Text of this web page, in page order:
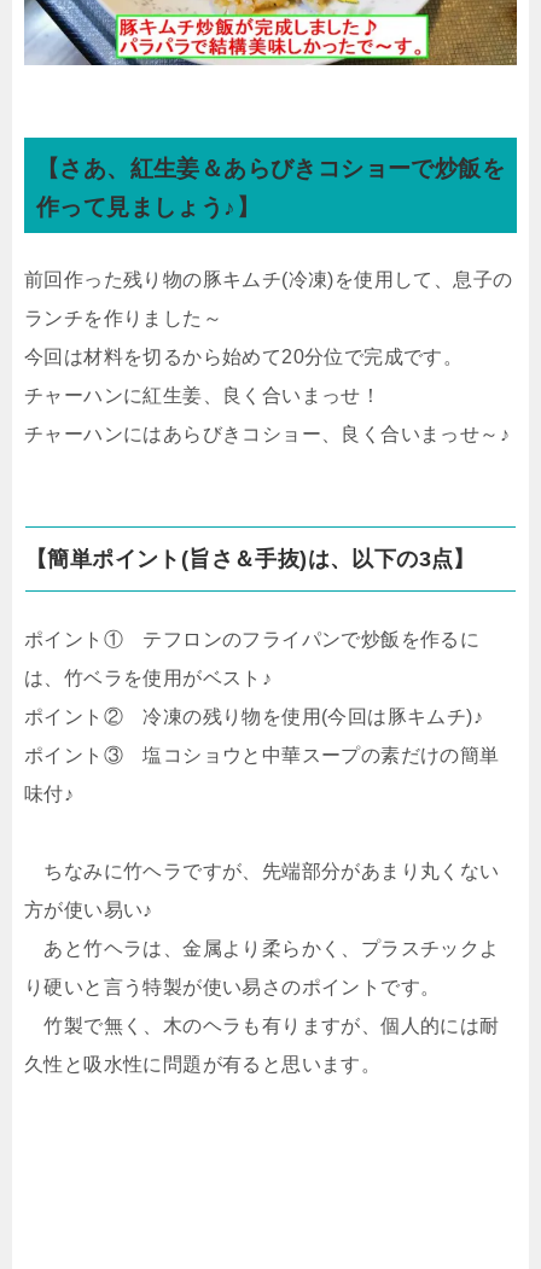
【 さあ、 紅生姜＆あらびきコショーで炒飯を
作って見ましょう♪ 】
前回作った残り物の豚キムチ(冷凍)を使用して、息子の
ランチを作りました～
今回は材料を切るから始めて20分位で完成です。
チャーハンに紅生姜、良く合いまっせ！
チャーハンにはあらびきコショー、良く合いまっせ～♪
【簡単ポイント(旨さ＆手抜)は、以下の3点】
ポイント① テフロンのフライパンで炒飯を作るに
は、竹ベラを使用がベスト♪
ポイント② 冷凍の残り物を使用(今回は豚キムチ)♪
ポイント③ 塩コショウと中華スープの素だけの簡単
味付♪
ちなみに竹ヘラですが、先端部分があまり丸くない
方が使い易い♪
あと竹ヘラは、金属より柔らかく、プラスチックよ
り硬いと言う特製が使い易さのポイントです。
竹製で無く、木のヘラも有りますが、個人的には耐
久性と吸水性に問題が有ると思います。